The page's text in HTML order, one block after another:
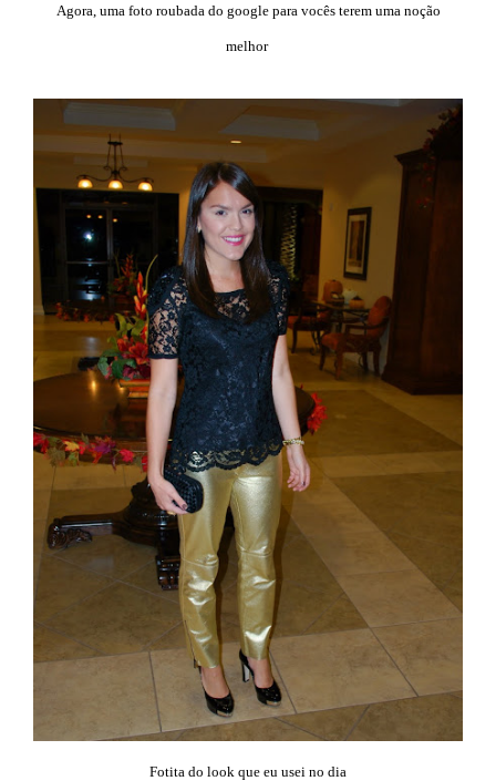
Agora, uma foto roubada do google para vocês terem uma noção
melhor
Fotita do look que eu usei no dia